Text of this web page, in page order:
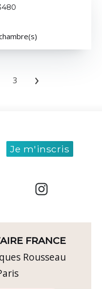
3 ›
Je m'inscris
FRANCE
Rousseau